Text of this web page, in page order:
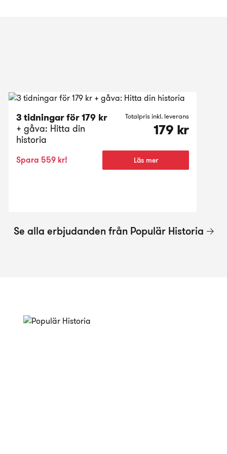
3 tidningar för 179 kr
+ gåva: Hitta din
historia
Totalpris inkl. leverans
179 kr
Spara 559 kr! Läs mer
Se alla erbjudanden från Populär Historia